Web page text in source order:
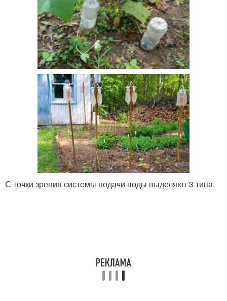
С точки зрения системы подачи воды выделяют 3 типа.